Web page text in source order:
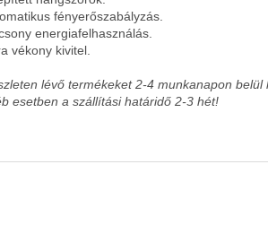
fényerőszabályzás.
energiafelhasználás.
vékony kivitel.
lévő termékeket 2-4 munkanapon belül
esetben a szállítási határidő 2-3 hét!